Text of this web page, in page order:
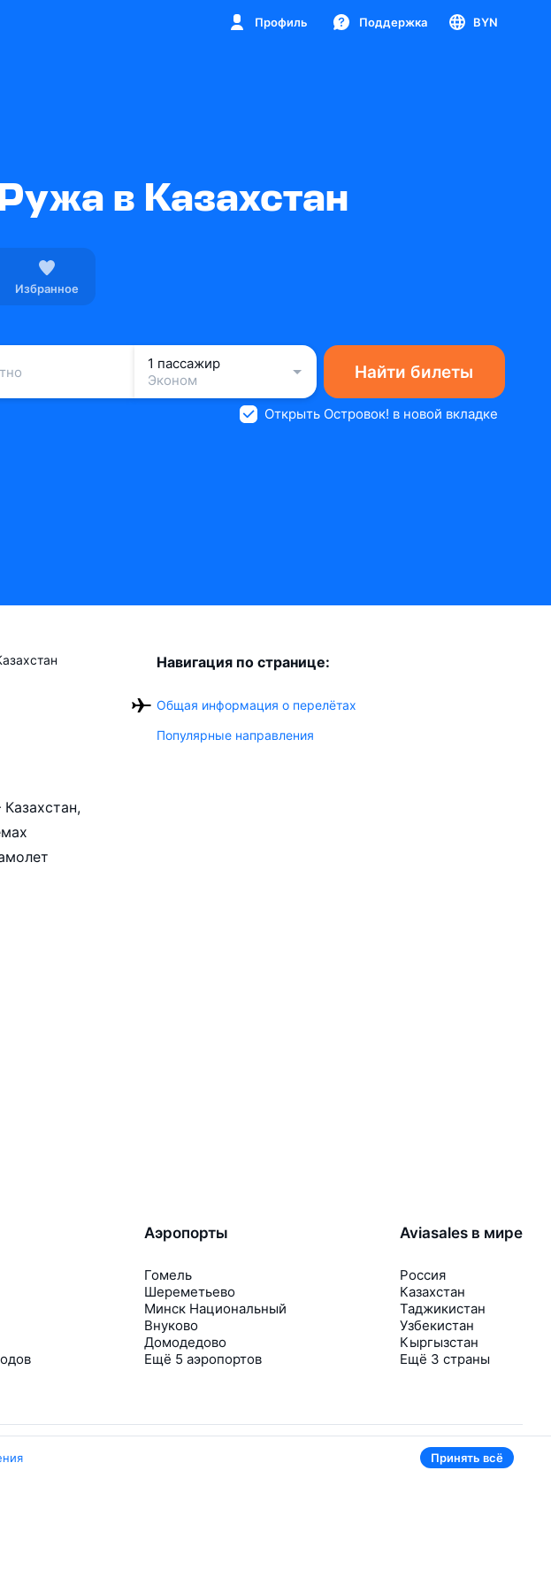
Профиль Поддержка BYN
в Казахстан
Избранное
1 пассажир
Эконом
Найти билеты
Открыть Островок! в новой вкладке
Навигация по странице:
Общая информация о перелётах
Популярные направления
Аэропорты
Гомель
Шереметьево
Минск Национальный
Внуково
Домодедово
Ещё 5 аэропортов
Aviasales в мире
Россия
Казахстан
Таджикистан
Узбекистан
Кыргызстан
Ещё 3 страны
Принять всё